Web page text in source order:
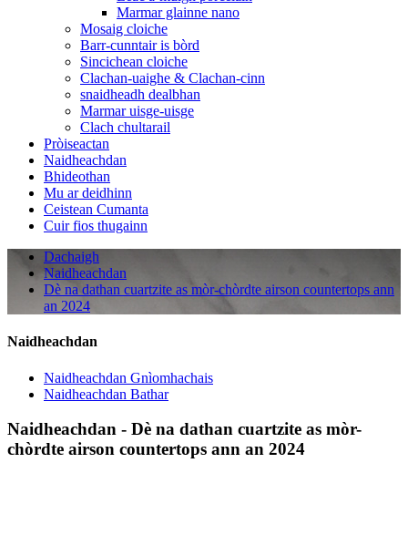
Marmar glainne nano
Mosaig cloiche
Barr-cunntair is bòrd
Sincichean cloiche
Clachan-uaighe & Clachan-cinn
snaidheadh ​​​​​​dealbhan
Marmar uisge-uisge
Clach chultarail
Pròiseactan
Naidheachdan
Bhideothan
Mu ar deidhinn
Ceistean Cumanta
Cuir fios thugainn
Dachaigh
Naidheachdan
Dè na dathan cuartzite as mòr-chòrdte airson countertops ann
an 2024
Naidheachdan
Naidheachdan Gnìomhachais
Naidheachdan Bathar
Naidheachdan - Dè na dathan cuartzite as mòr-
chòrdte airson countertops ann an 2024